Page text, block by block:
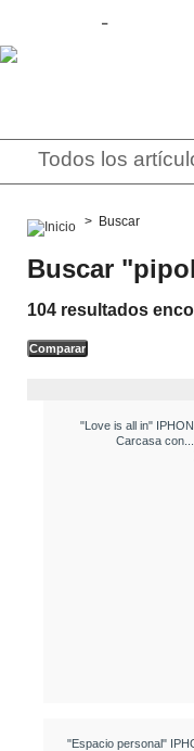
-
Todos los
> Buscar
Buscar
104 resultados
"Love is all in"
Carcasa con...
"Espacio personal"